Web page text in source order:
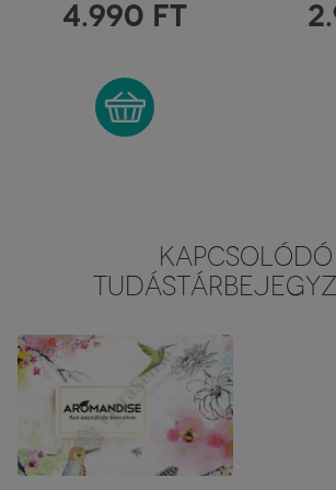
PÁLCIKÁKHOZ
4.990 FT
KAPCSOLÓDÓ